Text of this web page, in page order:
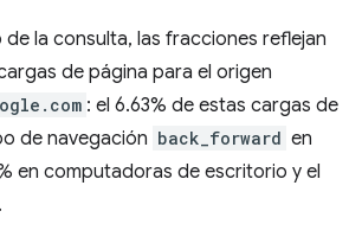
de la consulta, las fracciones reflejan
de página para el origen
: el 6.63% de estas cargas de
de navegación back_forward en
en computadoras de escritorio y el